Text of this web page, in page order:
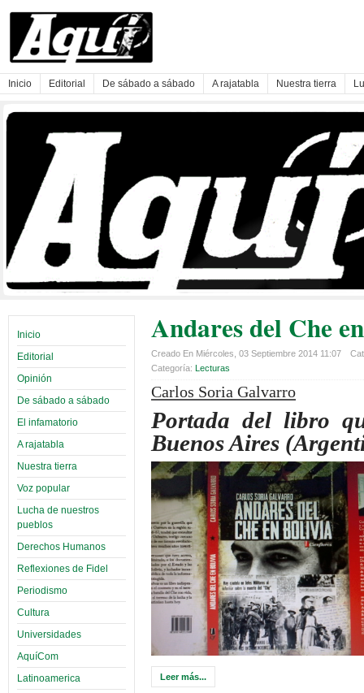
Inicio Editorial De sábado a sábado A rajatabla Nuestra tierra
Inicio
Editorial
Opinión
De sábado a sábado
El infamatorio
A rajatabla
Nuestra tierra
Voz popular
Lucha de nuestros
pueblos
Derechos Humanos
Reflexiones de Fidel
Periodismo
Cultura
Universidades
AquíCom
Latinoamerica
Andares del Che
Creado En Miércoles, 03 Septiembre 2014 11:07
Categoría: Lecturas
Carlos Soria Galvarro
Portada del libro
Buenos Aires
Leer más...